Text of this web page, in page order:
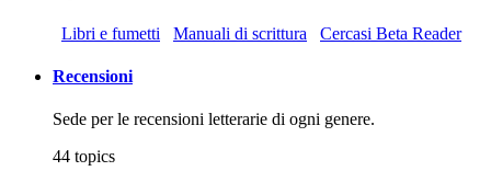
Libri e fumetti Manuali di scrittura Cercasi Beta Reader
Recensioni
Sede per le recensioni letterarie di ogni genere.
44 topics